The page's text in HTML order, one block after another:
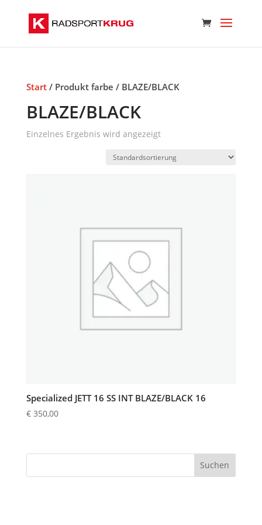
Start/ Produkt farbe / BLAZE/BLACK
BLAZE/BLACK
Einzelnes Ergebnis wird angezeigt
Specialized JETT 16 SS INT BLAZE/BLACK 16
€350,00
Suchen